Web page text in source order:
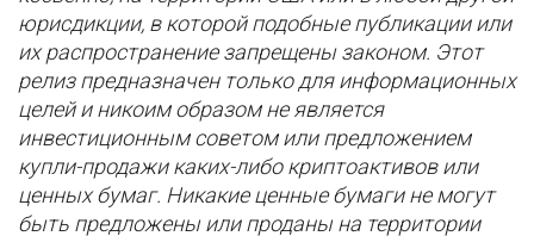
юрисдикции, в которой подобные публикации или
их распространение запрещены законом. Этот
релиз предназначен только для информационных
целей и никоим образом не является
инвестиционным советом или предложением
купли-продажи каких-либо криптоактивов или
ценных бумаг. Никакие ценные бумаги не могут
быть предложены или проданы на территории